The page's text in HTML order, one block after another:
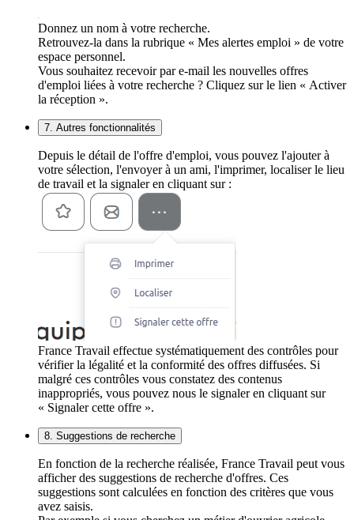
Donnez un nom à votre recherche.
Retrouvez-la dans la rubrique « Mes alertes emploi » de votre
espace personnel.
Vous souhaitez recevoir par e-mail les nouvelles offres
d'emploi liées à votre recherche ? Cliquez sur le lien « Activer
la réception ».
7. Autres fonctionnalités
Depuis le détail de l'offre d'emploi, vous pouvez l'ajouter à
votre sélection, l'envoyer à un ami, l'imprimer, localiser le lieu
de travail et la signaler en cliquant sur :
France Travail effectue systématiquement des contrôles pour
vérifier la légalité et la conformité des offres diffusées. Si
malgré ces contrôles vous constatez des contenus
inappropriés, vous pouvez nous le signaler en cliquant sur
« Signaler cette offre ».
8. Suggestions de recherche
En fonction de la recherche réalisée, France Travail peut vous
afficher des suggestions de recherche d'offres. Ces
suggestions sont calculées en fonction des critères que vous
avez saisis.